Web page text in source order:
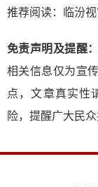
推荐阅读： 临汾
免责声明及提醒：
相关信息仅为宣
点，文章真实性
险，提醒广大民众